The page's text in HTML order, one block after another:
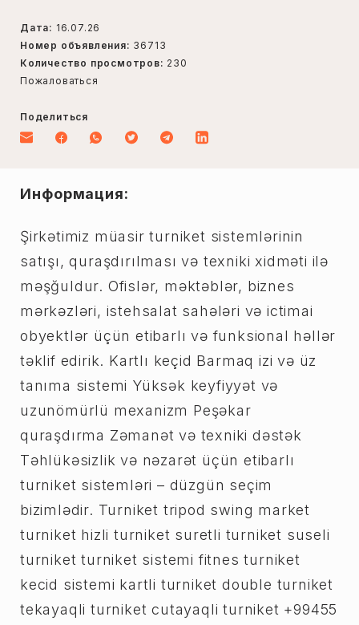
Дата: 16.07.26
Номер объявления: 36713
Количество просмотров: 230
Пожаловаться
Поделиться
Информация:
Şirkətimiz müasir turniket sistemlərinin
satışı, quraşdırılması və texniki xidməti ilə
məşğuldur. Ofislər, məktəblər, biznes
mərkəzləri, istehsalat sahələri və ictimai
obyektlər üçün etibarlı və funksional həllər
təklif edirik. Kartlı keçid Barmaq izi və üz
tanıma sistemi Yüksək keyfiyyət və
uzunömürlü mexanizm Peşəkar
quraşdırma Zəmanət və texniki dəstək
Təhlükəsizlik və nəzarət üçün etibarlı
turniket sistemləri – düzgün seçim
bizimlədir. Turniket tripod swing market
turniket hizli turniket suretli turniket suseli
turniket turniket sistemi fitnes turniket
kecid sistemi kartli turniket double turniket
tekayaqli turniket cutayaqli turniket +99455